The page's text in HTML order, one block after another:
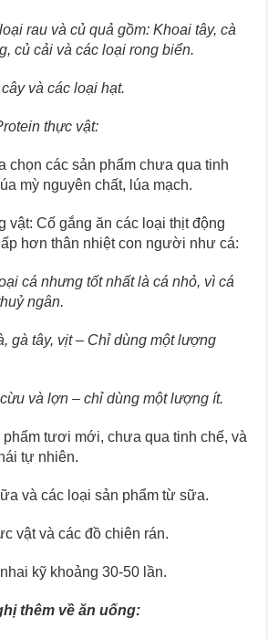
rau và củ quả gồm: Khoai tây, cà
củ cải và các loại rong biển.
và các loại hạt.
thực vật:
chọn các sản phẩm chưa qua tinh
mỳ nguyên chất, lúa mạch.
vật: Cố gắng ăn các loại thịt động
hơn thân nhiệt con người như cá:
cá nhưng tốt nhất là cá nhỏ, vì cá
ngân.
gà tây, vịt – Chỉ dùng một lượng
và lợn– chỉ dùng một lượng ít.
tươi mới, chưa qua tinh chế, và
tự nhiên.
và các loại sản phẩm từ sữa.
vật và các đồ chiên rán.
kỹ khoảng 30-50 lần.
thêm về ăn uống: